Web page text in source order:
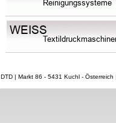
DTD | Markt 86 - 5431 Kuchl -